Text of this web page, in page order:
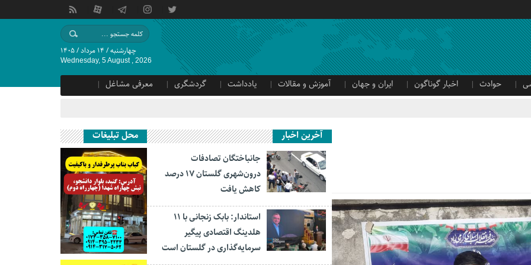
چهارشنبه / ۱۴ مرداد / ۱۴۰۵
Wednesday, 5 August , 2026
حوادث اخبار گوناگون ایران و جهان آموزش و مقالات یادداشت گردشگری
معرفی مشاغل
آخرین اخبار
جانباختگان تصادفات
درون‌شهری گلستان ۱۷ درصد
کاهش یافت
استاندار: بابک زنجانی با ۱۱
هلدینگ اقتصادی پیگیر
سرمایه‌گذاری در گلستان است
محل تبلیغات